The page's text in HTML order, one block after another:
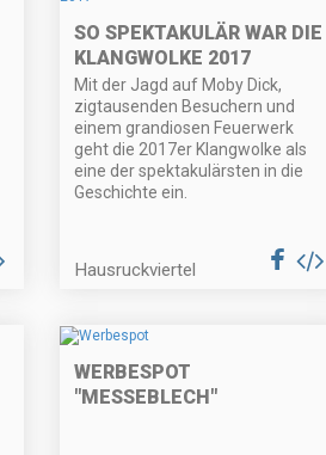
SO SPEKTAKULÄR WAR DIE
KLANGWOLKE 2017
Mit der Jagd auf Moby Dick,
zigtausenden Besuchern und
einem grandiosen Feuerwerk
geht die 2017er Klangwolke als
eine der spektakulärsten in die
Geschichte ein.
Hausruckviertel
WERBESPOT
"MESSEBLECH"